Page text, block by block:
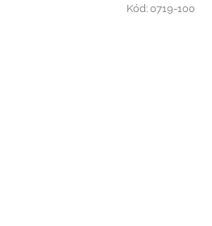
Kód:0719-100